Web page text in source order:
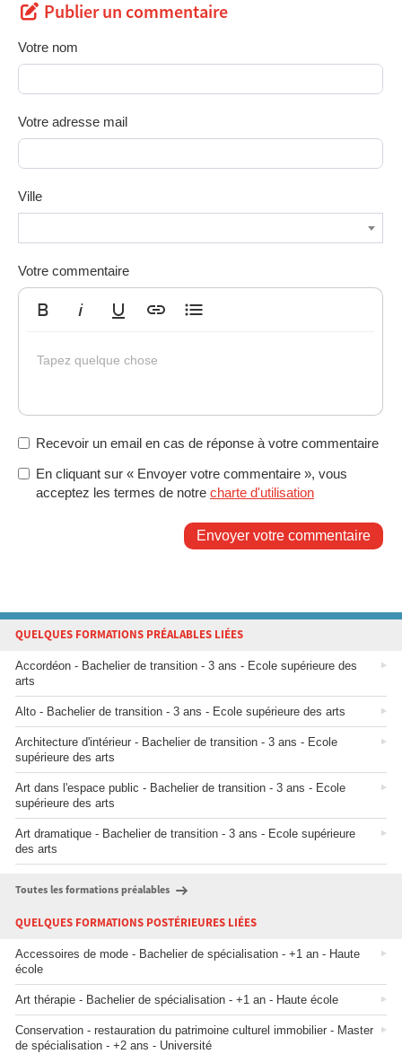
Publier un commentaire
Votre nom
Votre adresse mail
Ville
Votre commentaire
Tapez quelque chose
Recevoir un email en cas de réponse à votre commentaire
En cliquant sur « Envoyer votre commentaire », vous
acceptez les termes de notre charte d'utilisation
Envoyer votre commentaire
QUELQUES FORMATIONS PRÉALABLES LIÉES
Accordéon - Bachelier de transition - 3 ans - Ecole supérieure des
arts
Alto - Bachelier de transition - 3 ans - Ecole supérieure des arts
Architecture d'intérieur - Bachelier de transition - 3 ans - Ecole
supérieure des arts
Art dans l'espace public - Bachelier de transition - 3 ans - Ecole
supérieure des arts
Art dramatique - Bachelier de transition - 3 ans - Ecole supérieure
des arts
Toutes les formations préalables
QUELQUES FORMATIONS POSTÉRIEURES LIÉES
Accessoires de mode - Bachelier de spécialisation - +1 an - Haute
école
Art thérapie - Bachelier de spécialisation - +1 an - Haute école
Conservation - restauration du patrimoine culturel immobilier - Master
de spécialisation - +2 ans - Université